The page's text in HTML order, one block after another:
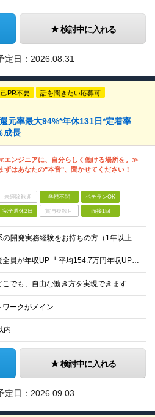
検討中に入れる
定日： 2026.08.31
己PR不要 話を聞きたい応募可
元率最大94%*年休131日*定着率
成長
エンジニアに、自分らしく働ける場所を。≫
ずはあなたの"本音"、聞かせてください！
未経験歓迎 学歴不問 ベテランOK
完全週休2日 賞与複数月 面接1回
◆Web系の開発実務経験をお持ちの方（1年以上） ◆学歴不問 ◆既卒・第二新卒OK ☆Tech Labの事業内容、ビジョンに共感できる⽅はぜひご応募ください！ ☆意欲重視の採用です！ 「経歴に自信が
★入社後全員が年収UP ┗平均154.7万円年収UP！ ┗最大380万円UPの実績もあり 月給35万円～100万円＋決算賞与＋各種手当 【 給与イメージ 】 ◆経験1年以上…月給35万円～＋決算賞
◎全国どこでも、自由な働き方を実現できます！ 全国のプロジェクト先やフルリモート環境での勤務も可能です。 ＼自由度の高い働き方、叶えます／ ・フルリモートで働きたい ・ハイブリットに働きたい ・家庭
ワークがメイン
内
検討中に入れる
定日： 2026.09.03